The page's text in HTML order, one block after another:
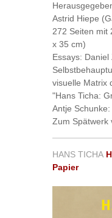
Astrid Hiepe
272 Seiten mit
x 35 cm)
Essays:
visuelle Matrix
"Hans Ticha:
Antje
Zum Spätwerk
HANS TICHA
Papier